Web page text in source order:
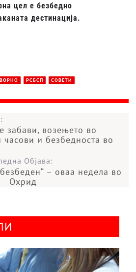
цел е безбедно
дестинација.
РСБСП СОВЕТИ
забави, возењето во
часови и безбедноста во
Објава:
– оваа недела во
Охрид